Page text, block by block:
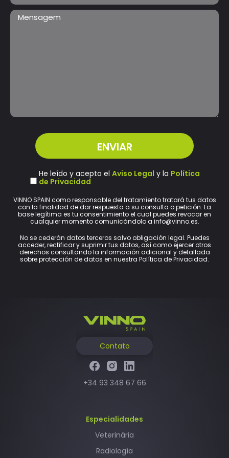
He leído y acepto elAviso Legal y la Política
de Privacidad
VINNO SPAIN como responsable del tratamiento tratará tus datos
con la finalidad de dar respuesta a su consulta o petición. La
base legítima es tu consentimiento el cual puedes revocar en
cualquier momento comunicándolo a info@vinno.es.
No se cederán datos terceros salvo obligación legal. Puedes
acceder, rectificar y suprimir tus datos, así como ejercer otros
derechos consultando la información adicional y detallada
sobre protección de datos en nuestra Política de Privacidad.
Contato
+34 93 348 67 66
Especialidades
Veterinária
Radiología